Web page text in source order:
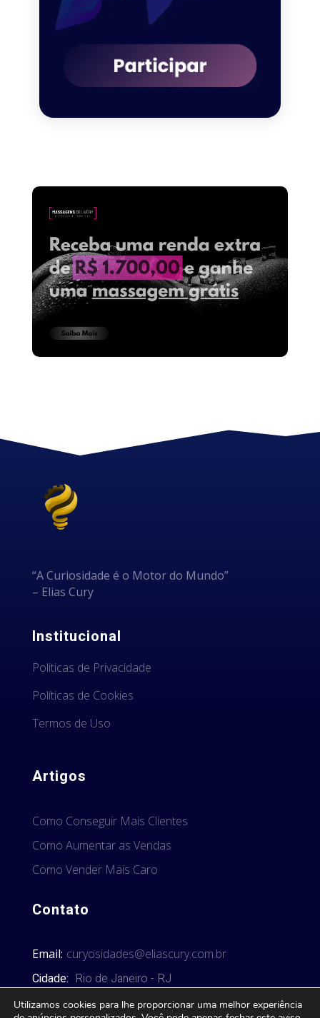
“A Curiosidade é o Motor do Mundo”
– Elias Cury
Institucional
Politicas de Privacidade
Políticas de Cookies
Termos de Uso
Artigos
Como Conseguir Mais Clientes
Como Aumentar as Vendas
Como Vender Mais Caro
Contato
Email: curyosidades@eliascury.com.br
Cidade: Rio de Janeiro - RJ
Utilizamos cookies para lhe proporcionar uma melhor experiência